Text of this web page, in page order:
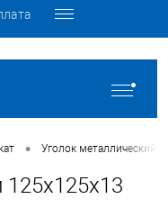
• Уголок металлический